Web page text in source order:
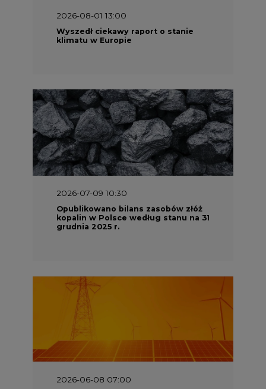
2026-08-01 13:00
Wyszedł ciekawy raport o stanie
klimatu w Europie
2026-07-09 10:30
Opublikowano bilans zasobów złóż
kopalin w Polsce według stanu na 31
grudnia 2025 r.
2026-06-08 07:00